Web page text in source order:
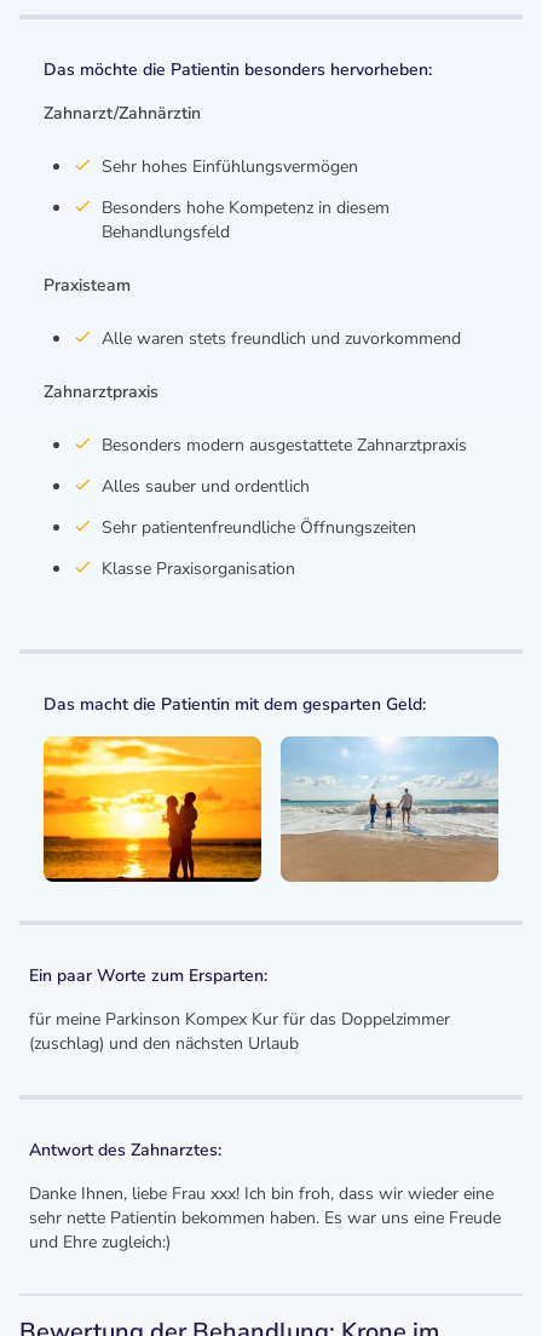
Das möchte die Patientin besonders hervorheben:
Zahnarzt/Zahnärztin
Sehr hohes Einfühlungsvermögen
Besonders hohe Kompetenz in diesem
Behandlungsfeld
Praxisteam
Alle waren stets freundlich und zuvorkommend
Zahnarztpraxis
Besonders modern ausgestattete Zahnarztpraxis
Alles sauber und ordentlich
Sehr patientenfreundliche Öffnungszeiten
Klasse Praxisorganisation
Das macht die Patientin mit dem gesparten Geld:
Ein paar Worte zum Ersparten:
für meine Parkinson Kompex Kur für das Doppelzimmer
(zuschlag) und den nächsten Urlaub
Antwort des Zahnarztes:
Danke Ihnen, liebe Frau xxx! Ich bin froh, dass wir wieder eine
sehr nette Patientin bekommen haben. Es war uns eine Freude
und Ehre zugleich:)